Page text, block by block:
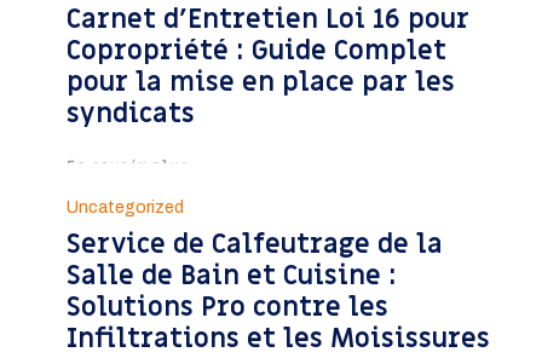
Carnet d’Entretien Loi 16 pour
Copropriété : Guide Complet
pour la mise en place par les
syndicats
En savoir plus >>
27
Feb
Uncategorized
Service de Calfeutrage de la
Salle de Bain et Cuisine :
Solutions Pro contre les
Infiltrations et les Moisissures